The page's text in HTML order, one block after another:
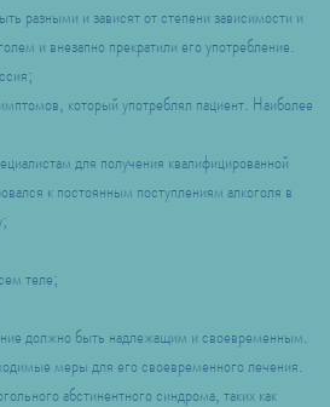
разными и зависят от степени зависимости и
и внезапно прекратили его употребление.
который употреблял пациент. Наиболее
для получения квалифицированной
к постоянным поступлениям алкоголя в
теле;
должно быть надлежащим и своевременным.
меры для его своевременного лечения.
абстинентного синдрома, таких как